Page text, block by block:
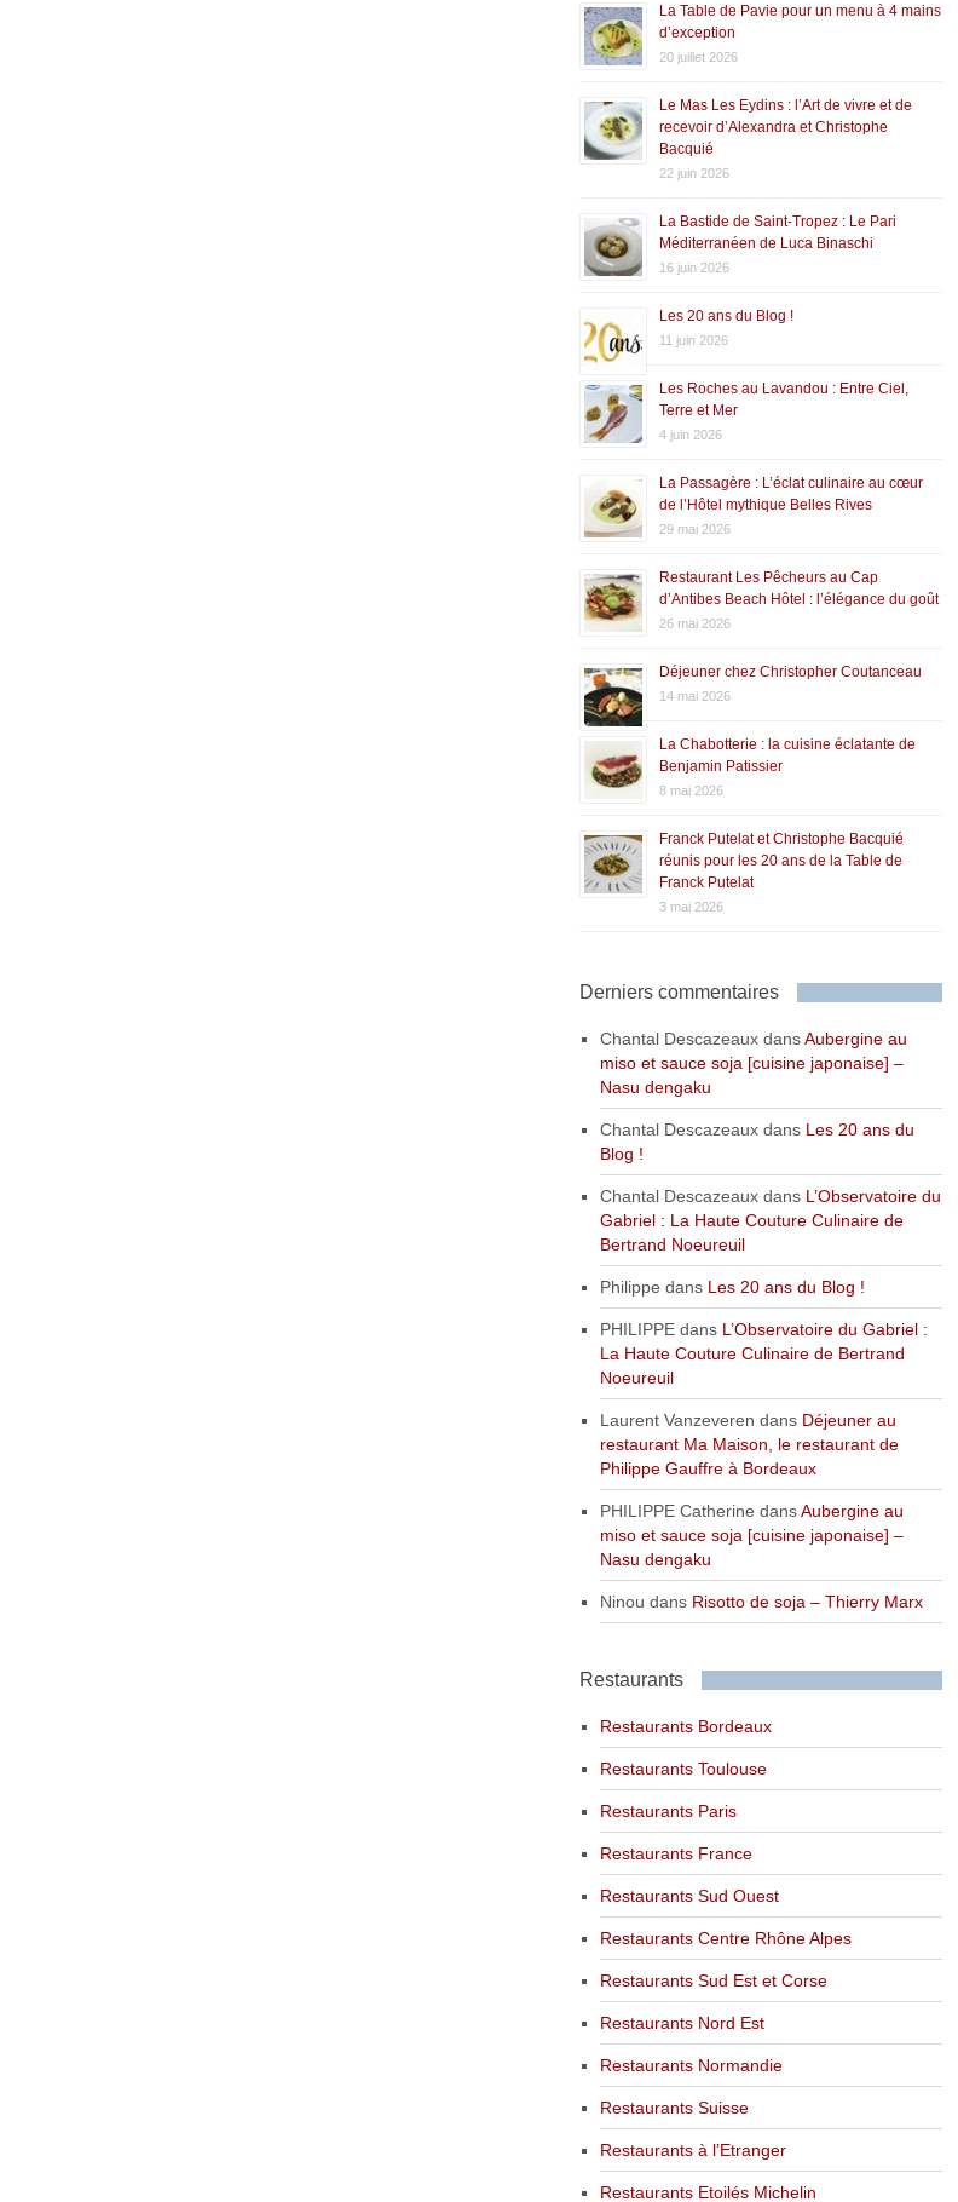
La Table de Pavie pour un menu à 4 mains
d’exception
20 juillet 2026
Le Mas Les Eydins : l’Art de vivre et de
recevoir d’Alexandra et Christophe
Bacquié
22 juin 2026
La Bastide de Saint-Tropez : Le Pari
Méditerranéen de Luca Binaschi
16 juin 2026
Les 20 ans du Blog !
11 juin 2026
Les Roches au Lavandou : Entre Ciel,
Terre et Mer
4 juin 2026
La Passagère : L’éclat culinaire au cœur
de l’Hôtel mythique Belles Rives
29 mai 2026
Restaurant Les Pêcheurs au Cap
d’Antibes Beach Hôtel : l’élégance du goût
26 mai 2026
Déjeuner chez Christopher Coutanceau
14 mai 2026
La Chabotterie : la cuisine éclatante de
Benjamin Patissier
8 mai 2026
Franck Putelat et Christophe Bacquié
réunis pour les 20 ans de la Table de
Franck Putelat
3 mai 2026
Derniers commentaires
Chantal DescazeauxdansAubergine au
miso et sauce soja [cuisine japonaise] –
Nasu dengaku
Chantal Descazeauxdans Les 20 ans du
Blog !
Chantal Descazeauxdans L’Observatoire du
Gabriel : La Haute Couture Culinaire de
Bertrand Noeureuil
Philippe dans Les 20 ans du Blog !
PHILIPPEdans L’Observatoire du Gabriel :
La Haute Couture Culinaire de Bertrand
Noeureuil
Laurent Vanzeveren dans Déjeuner au
restaurant Ma Maison, le restaurant de
Philippe Gauffre à Bordeaux
PHILIPPE Catherine dansAubergine au
miso et sauce soja [cuisine japonaise] –
Nasu dengaku
Ninou dans Risotto de soja – Thierry Marx
Restaurants
Restaurants Bordeaux
Restaurants Toulouse
Restaurants Paris
Restaurants France
Restaurants Sud Ouest
Restaurants Centre Rhône Alpes
Restaurants Sud Est et Corse
Restaurants Nord Est
Restaurants Normandie
Restaurants Suisse
Restaurants à l’Etranger
Restaurants Etoilés Michelin